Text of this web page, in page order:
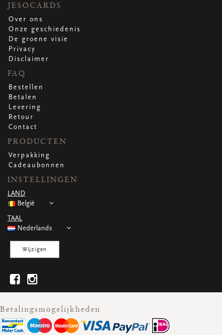
JESOCARDS
Over ons
Onze geschiedenis
De groene visie
Privacy
Disclaimer
FAQ
Bestellen
Betalen
Levering
Retour
Contact
PRODUCTEN
Verpakking
Cadeaubonnen
INSTELLINGEN
LAND
België
TAAL
Nederlands
Wijzigen
Betalingsmogelijkheden